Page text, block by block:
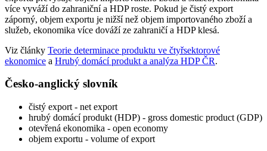
více vyváží do zahraniční a HDP roste. Pokud je čistý export
záporný, objem exportu je nižší než objem importovaného zboží a
služeb, ekonomika více dováží ze zahraničí a HDP klesá.
Viz články Teorie determinace produktu ve čtyřsektorové
ekonomice a Hrubý domácí produkt a analýza HDP ČR.
Česko-anglický slovník
čistý export - net export
hrubý domácí produkt (HDP) - gross domestic product (GDP)
otevřená ekonomika - open economy
objem exportu - volume of export